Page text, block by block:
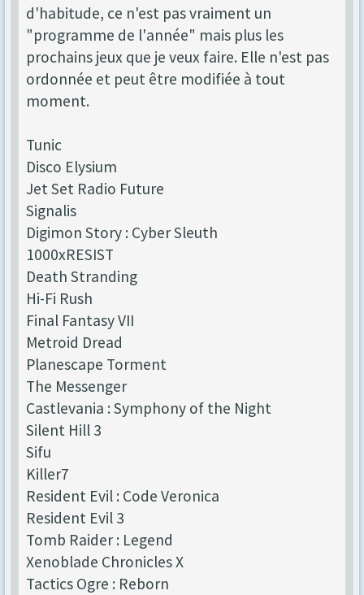
d'habitude, ce n'est pas vraiment un
"programme de l'année" mais plus les
prochains jeux que je veux faire. Elle n'est pas
ordonnée et peut être modifiée à tout
moment.
Tunic
Disco Elysium
Jet Set Radio Future
Signalis
Digimon Story : Cyber Sleuth
1000xRESIST
Death Stranding
Hi-Fi Rush
Final Fantasy VII
Metroid Dread
Planescape Torment
The Messenger
Castlevania : Symphony of the Night
Silent Hill 3
Sifu
Killer7
Resident Evil : Code Veronica
Resident Evil 3
Tomb Raider : Legend
Xenoblade Chronicles X
Tactics Ogre : Reborn